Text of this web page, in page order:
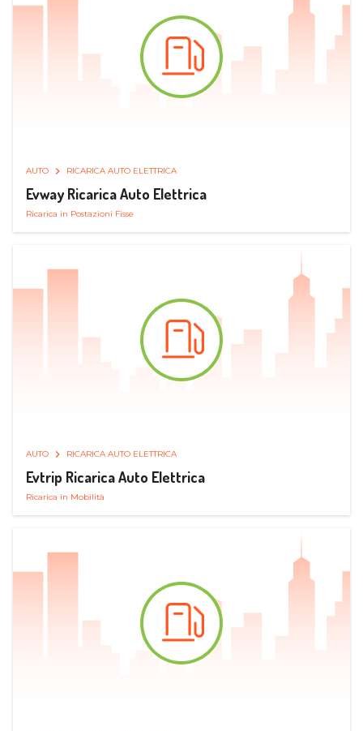
AUTO RICARICA AUTO ELETTRICA
Evway Ricarica Auto Elettrica
Ricarica in Postazioni Fisse
AUTO RICARICA AUTO ELETTRICA
Evtrip Ricarica Auto Elettrica
Ricarica in Mobilità